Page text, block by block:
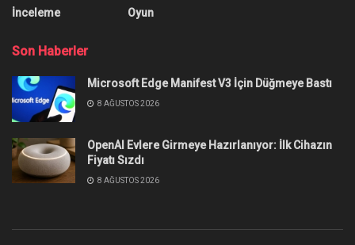
İnceleme
Oyun
Son Haberler
Microsoft Edge Manifest V3 İçin Düğmeye Bastı
8 AĞUSTOS 2026
OpenAI Evlere Girmeye Hazırlanıyor: İlk Cihazın
Fiyatı Sızdı
8 AĞUSTOS 2026